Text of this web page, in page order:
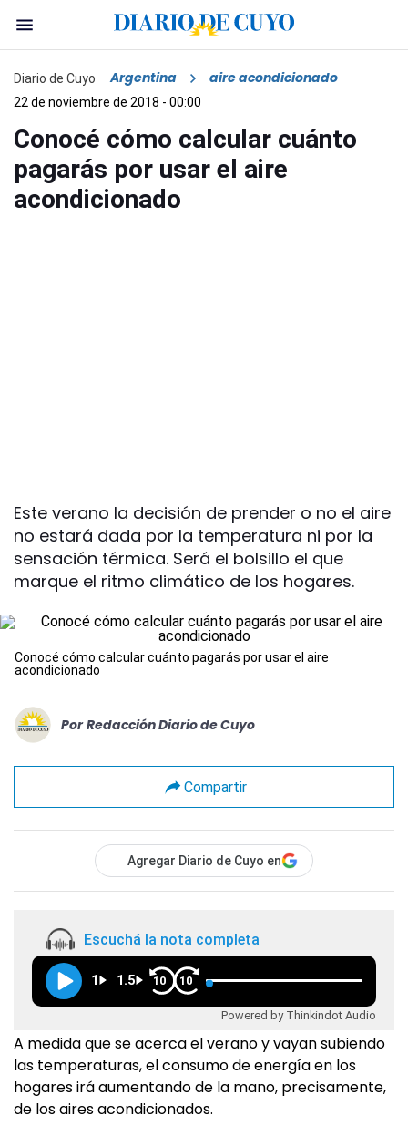
Diario de Cuyo Argentina aire acondicionado
22 de noviembre de 2018 - 00:00
Conocé cómo calcular cuánto
pagarás por usar el aire
acondicionado
Este verano la decisión de prender o no el aire
no estará dada por la temperatura ni por la
sensación térmica. Será el bolsillo el que
marque el ritmo climático de los hogares.
Conocé cómo calcular cuánto pagarás por usar el aire
acondicionado
Por Redacción Diario de Cuyo
Compartir
Agregar Diario de Cuyo en
Escuchá la nota completa
1 1.5 10 10
Powered by Thinkindot Audio
A medida que se acerca el verano y vayan subiendo
las temperaturas, el consumo de energía en los
hogares irá aumentando de la mano, precisamente,
de los aires acondicionados.